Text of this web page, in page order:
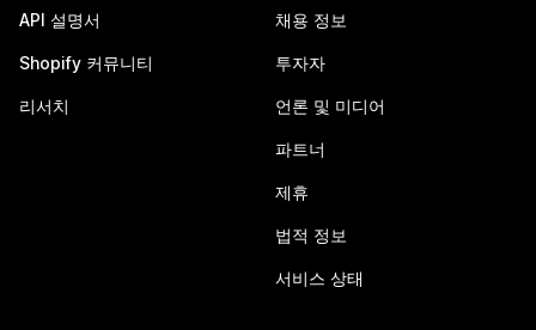
API 설명서
Shopify 커뮤니티
리서치
채용 정보
투자자
언론 및 미디어
파트너
제휴
법적 정보
서비스 상태